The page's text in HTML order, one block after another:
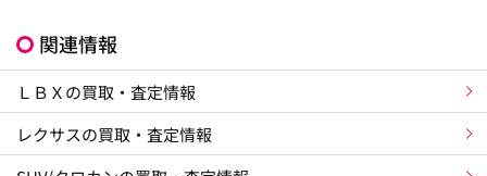
関連情報
ＬＢＸの買取・査定情報
レクサスの買取・査定情報